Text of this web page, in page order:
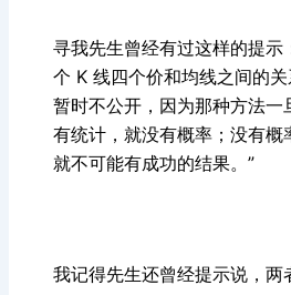
寻我先生曾经有过这样的提
个 K 线四个价和均线之间的
暂时不公开，因为那种方法
有统计，就没有概率；没有概
就不可能有成功的结果。”
我记得先生还曾经提示说，两